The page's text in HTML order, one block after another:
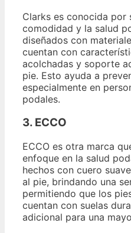
Clarks es conocida por
comodidad y la salud
diseñados con
cuentan con
acolchadas y soporte
pie. Esto ayuda a
especialmente en
podales.
3. ECCO
ECCO es otra marca
enfoque en la salud
hechos con cuero
al pie, brindando una
permitiendo que los
cuentan con suelas
adicional para una